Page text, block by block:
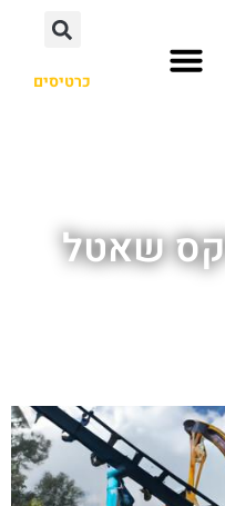
כרטיסים
שאטל